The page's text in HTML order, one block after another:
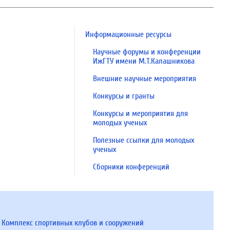
Информационные ресурсы
Научные форумы и конференции
ИжГТУ имени М.Т.Калашникова
Внешние научные мероприятия
Конкурсы и гранты
Конкурсы и мероприятия для
молодых ученых
Полезные ссылки для молодых
ученых
Сборники конференций
Комплекс спортивных клубов и сооружений